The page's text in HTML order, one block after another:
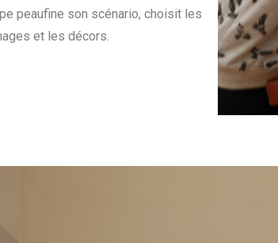
peaufine son scénario, choisit les
et les décors.